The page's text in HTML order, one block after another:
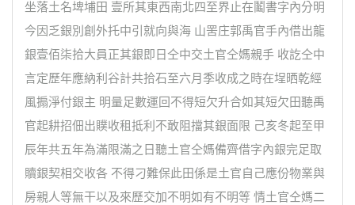
坐落土名埤埔田 壹所其東西南北四至界止在鬮書字內分明
今因乏銀別創外托中引就向與海 山罟庄郭禹官手內借出龍
銀壹佰柒拾大員正其銀即日仝中交土官仝媽親手 收訖仝中
言定歷年應納利谷計共拾石至六月季收成之時在埕晒乾經
風搧淨付銀主 明量足數運回不得短欠升合如其短欠田聽禹
官起耕招佃出贌收租抵利不敢阻擋其銀面限 己亥冬起至甲
辰年共五年為滿限滿之日聽土官仝媽備齊借字內銀完足取
贖銀契相交收各 不得刁難保此田係是土官自己應份物業與
房親人等無干以及來歷交加不明如有不明等 情土官仝媽二